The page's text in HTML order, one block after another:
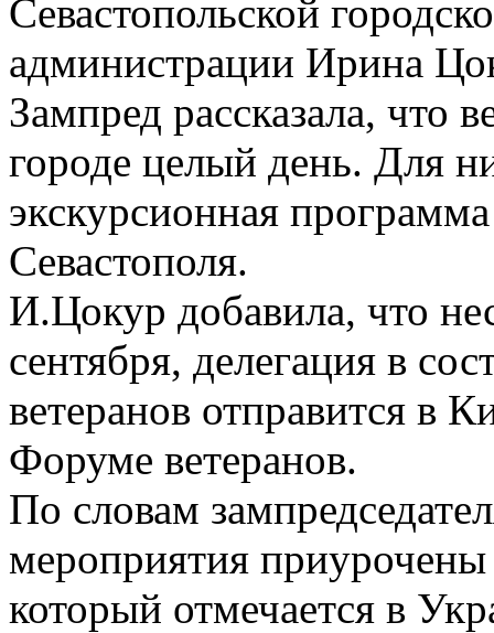
Севастопольской
администрации Ирина
Зампред рассказала, что
городе целый день. Для
экскурсионная
Севастополя.
И.Цокур добавила, что
сентября, делегация в
ветеранов отправится в
Форуме ветеранов.
По словам
мероприятия
который отмечается в